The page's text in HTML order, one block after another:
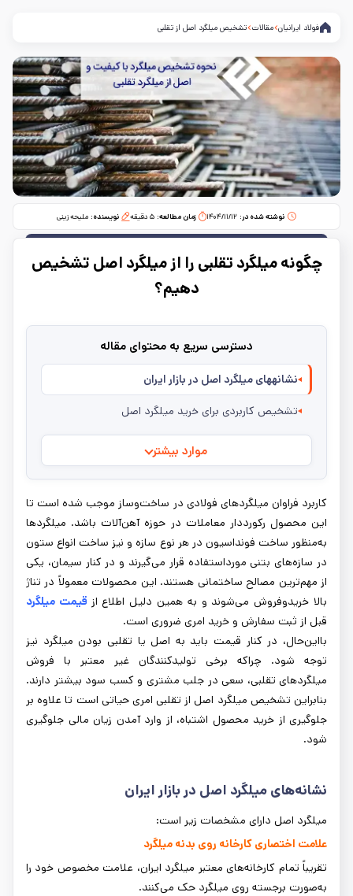
فولاد ایرانیان مقالات تشخیص میلگرد اصل از تقلبی
نوشته شده در: ۱۴۰۴/۱۱/۱۲ زمان مطالعه:‌ ۵ دقیقه نویسنده: ملیحه زینی
چگونه میلگرد تقلبی را از میلگرد اصل تشخیص
دهیم؟
دسترسی سریع به محتوای مقاله
نشانههای میلگرد اصل در بازار ایران
تشخیص کاربردی برای خرید میلگرد اصل
موارد بیشتر
کاربرد فراوان میلگردهای فولادی در ساخت‌وساز موجب شده است تا
این محصول رکورددار معاملات در حوزه آهن‌آلات باشد. میلگردها
به‌منظور ساخت فونداسیون در هر نوع سازه و نیز ساخت انواع ستون
در سازه‌های بتنی مورداستفاده قرار می‌گیرند و در کنار سیمان، یکی
از مهم‌ترین مصالح ساختمانی هستند. این محصولات معمولاً در تناژ
بالا خریدوفروش می‌شوند و به همین دلیل اطلاع از قیمت میلگرد
قبل از ثبت سفارش و خرید امری ضروری است.
بااین‌حال، در کنار قیمت باید به اصل یا تقلبی بودن میلگرد نیز
توجه شود. چراکه برخی تولیدکنندگان غیر معتبر با فروش
میلگردهای تقلبی، سعی در جلب مشتری و کسب سود بیشتر دارند.
بنابراین تشخیص میلگرد اصل از تقلبی امری حیاتی است تا علاوه بر
جلوگیری از خرید محصول اشتباه، از وارد آمدن زیان مالی جلوگیری
شود.
نشانه‌های میلگرد اصل در بازار ایران
میلگرد اصل دارای مشخصات زیر است:
علامت اختصاری کارخانه روی بدنه میلگرد
تقریباً تمام کارخانه‌های معتبر میلگرد ایران، علامت مخصوص خود را
به‌صورت برجسته روی میلگرد حک می‌کنند.